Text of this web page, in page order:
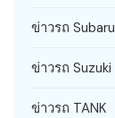
ข่าวรถ Subaru
ข่าวรถ Suzuki
ข่าวรถ TANK